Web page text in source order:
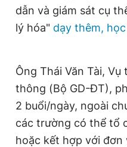
dẫn và giám sát cụ
lý hóa" dạy thêm,
Ông Thái Văn Tài,
thông (Bộ GD-ĐT),
2 buổi/ngày, ngoài
các trường có thể tổ
hoặc kết hợp với đơn